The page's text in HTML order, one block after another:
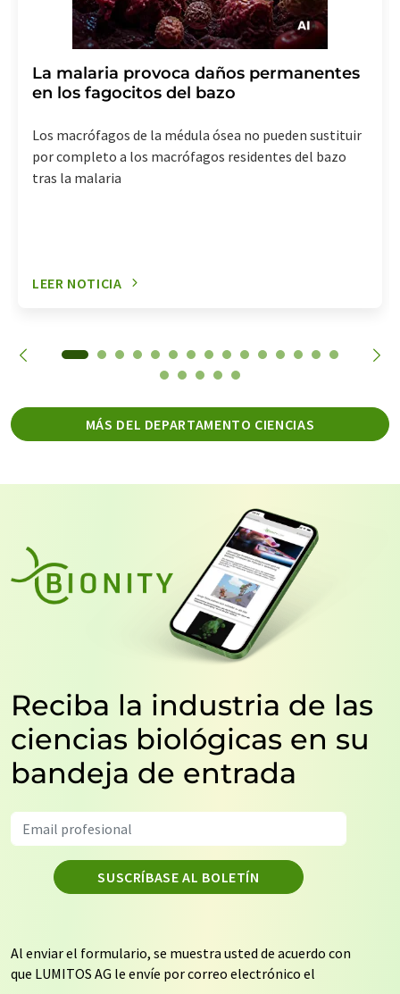
La malaria provoca daños permanentes
en los fagocitos del bazo
Los macrófagos de la médula ósea no pueden sustituir
por completo a los macrófagos residentes del bazo
tras la malaria
LEER NOTICIA
MÁS DEL DEPARTAMENTO CIENCIAS
Reciba la industria de las
ciencias biológicas en su
bandeja de entrada
SUSCRÍBASE AL BOLETÍN
Al enviar el formulario, se muestra usted de acuerdo con
que LUMITOS AG le envíe por correo electrónico el